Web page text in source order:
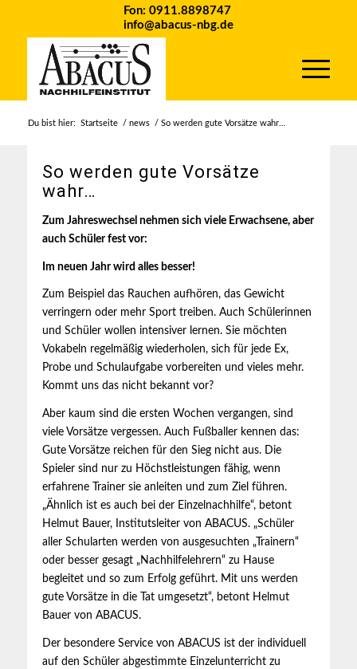
Fon: 0911.8898747
info@abacus-nbg.de
Du bist hier: Startseite / news / So werden gute Vorsätze wahr…
So werden gute Vorsätze
wahr…
Zum Jahreswechsel nehmen sich viele Erwachsene, aber
auch Schüler fest vor:
Im neuen Jahr wird alles besser!
Zum Beispiel das Rauchen aufhören, das Gewicht
verringern oder mehr Sport treiben. Auch Schülerinnen
und Schüler wollen intensiver lernen. Sie möchten
Vokabeln regelmäßig wiederholen, sich für jede Ex,
Probe und Schulaufgabe vorbereiten und vieles mehr.
Kommt uns das nicht bekannt vor?
Aber kaum sind die ersten Wochen vergangen, sind
viele Vorsätze vergessen. Auch Fußballer kennen das:
Gute Vorsätze reichen für den Sieg nicht aus. Die
Spieler sind nur zu Höchstleistungen fähig, wenn
erfahrene Trainer sie anleiten und zum Ziel führen.
„Ähnlich ist es auch bei der Einzelnachhilfe“, betont
Helmut Bauer, Institutsleiter von ABACUS. „Schüler
aller Schularten werden von ausgesuchten „Trainern“
oder besser gesagt „Nachhilfelehrern“ zu Hause
begleitet und so zum Erfolg geführt. Mit uns werden
gute Vorsätze in die Tat umgesetzt“, betont Helmut
Bauer von ABACUS.
Der besondere Service von ABACUS ist der individuell
auf den Schüler abgestimmte Einzelunterricht zu